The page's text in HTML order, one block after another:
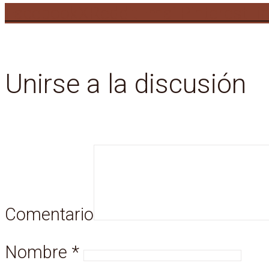
Unirse a la discusión
Comentario
Nombre *